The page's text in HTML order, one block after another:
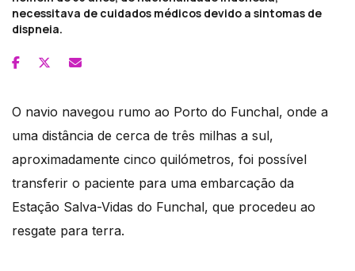
necessitava de cuidados médicos devido a sintomas de
dispneia. ​
O navio navegou rumo ao Porto do Funchal, onde a
uma distância de cerca de três milhas a sul,
aproximadamente cinco quilómetros, foi possível
transferir o paciente para uma embarcação da
Estação Salva-Vidas do Funchal, que procedeu ao
resgate para terra.